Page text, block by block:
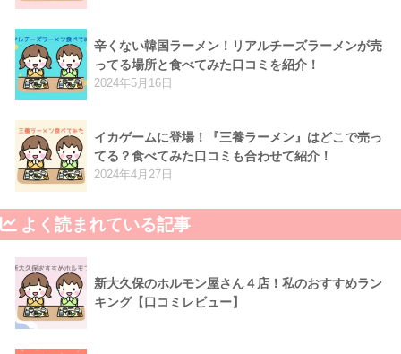
辛くない韓国ラーメン！リアルチーズラーメンが売
ってる場所と食べてみた口コミを紹介！
2024年5月16日
イカゲームに登場！『三養ラーメン』はどこで売っ
てる？食べてみた口コミも合わせて紹介！
2024年4月27日
よく読まれている記事
新大久保のホルモン屋さん４店！私のおすすめラン
キング【口コミレビュー】